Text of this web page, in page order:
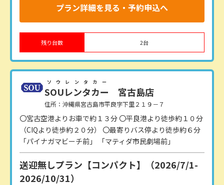
プラン詳細を見る・予約申込へ
残り台数 2台
SOUレンタカー
ソウレンタカー
宮古島店
住所：沖縄県宮古島市平良字下里２１９－７
〇宮古空港よりお車で約１３分 〇平良港より徒歩約１０分
（CIQより徒歩約２０分） 〇最寄りバス停より徒歩約６分
「パイナガマビーチ前」 「マティダ市民劇場前」
送迎無しプラン【コンパクト】（2026/7/1-
2026/10/31）